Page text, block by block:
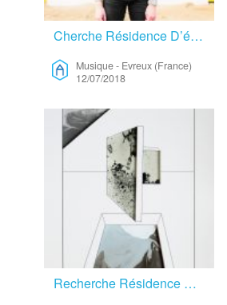
Cherche Résidence D’écriture Et Musique En Normandie – Musique
Musique- Evreux (France)
12/07/2018
Recherche Résidence En échange De Dessins – Arts Plastiques